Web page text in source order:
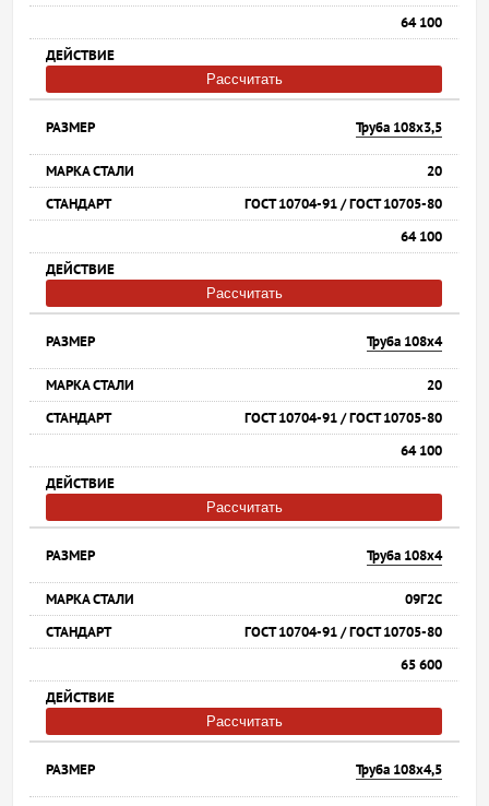
64 100
Рассчитать
Труба 108х3,5
20
ГОСТ 10704-91 / ГОСТ 10705-80
64 100
Рассчитать
Труба 108х4
20
ГОСТ 10704-91 / ГОСТ 10705-80
64 100
Рассчитать
Труба 108х4
09Г2С
ГОСТ 10704-91 / ГОСТ 10705-80
65 600
Рассчитать
Труба 108х4,5